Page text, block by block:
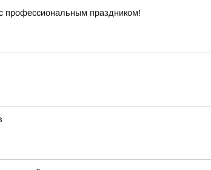
профессиональным праздником!